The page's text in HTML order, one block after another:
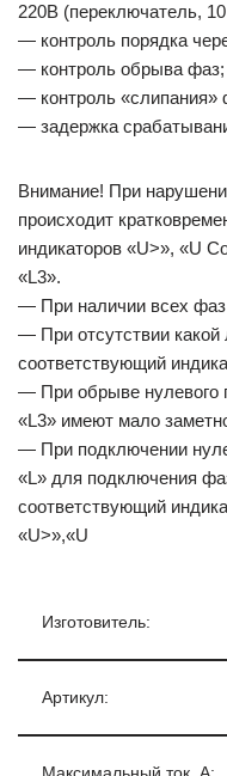
220В (переключатель,
— контроль порядка
— контроль обрыва фаз;
— контроль «слипания»
— задержка
Внимание! При
происходит
индикаторов «U>», «U
«L3».
— При наличии всех фаз
— При отсутствии
соответствующий
— При обрыве нулевого
«L3» имеют мало
— При подключении
«L» для подключения
соответствующий
«U>»,«U
Изготовитель:
Артикул: